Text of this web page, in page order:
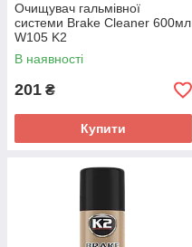
Очищувач гальмівної
системи Brake Cleaner 600мл
W105 K2
В наявності
201 ₴
Купити